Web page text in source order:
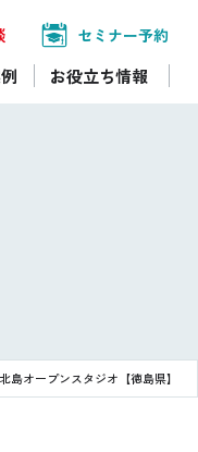
セミナー予約
お役立ち情報
島オープンスタジオ【徳島県】